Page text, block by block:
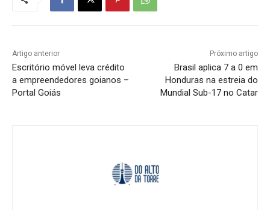
Artigo anterior
Escritório móvel leva crédito
a empreendedores goianos –
Portal Goiás
Próximo artigo
Brasil aplica 7 a 0 em
Honduras na estreia do
Mundial Sub-17 no Catar